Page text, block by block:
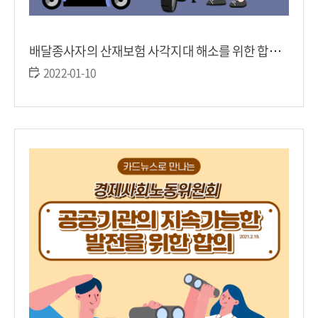
배달종사자의 산재보험 사각지대 해소를 위한 합의(2021.2.19.)
2022-01-10